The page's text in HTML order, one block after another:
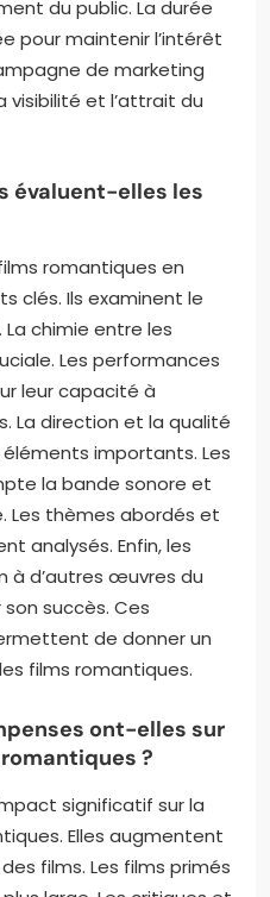
du public. La durée
pour maintenir l’intérêt
de marketing
visibilité et l’attrait du
évaluent-elles les
romantiques en
clés. Ils examinent le
chimie entre les
Les performances
leur capacité à
La direction et la qualité
importants. Les
la bande sonore et
Les thèmes abordés et
analysés. Enfin, les
à d’autres œuvres du
succès. Ces
de donner un
films romantiques.
ont-elles sur
?
significatif sur la
Elles augmentent
films. Les films primés